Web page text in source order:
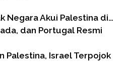
Negara Akui Palestina di…
dan Portugal Resmi
Palestina, Israel Terpojok